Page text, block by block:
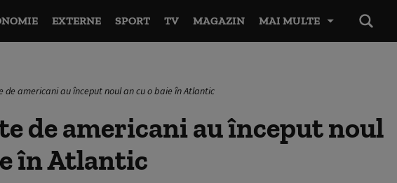
EXTERNE SPORT TV MAGAZIN MAI MULTE
de americani au început noul an cu o baie în Atlantic
de americani au început noul
în Atlantic